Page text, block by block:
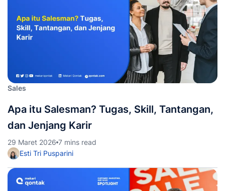
Sales
Apa itu Salesman? Tugas, Skill, Tantangan,
dan Jenjang Karir
29 Maret 2026 7 mins read
Esti Tri Pusparini